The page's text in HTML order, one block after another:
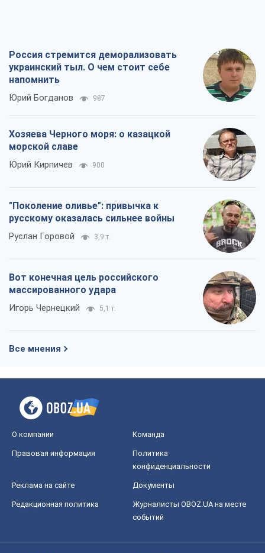
Россия стремится деморализовать
украинский тыл. О чем стоит себе
напомнить
Юрий Богданов 987
Хозяева Черного моря: о казацкой
морской славе
Юрий Кирпичев 900
"Поколение оливье": привычка к
русскому оказалась сильнее войны
Руслан Горовой 3,9 т.
Вот конечная цель российского
массированного удара
Игорь Чернецкий 5,1 т.
Все мнения
О компании Команда
Правовая информация
Политика
конфиденциальности
Реклама на сайте Документы
Редакционная политика
Журналисты OBOZ.UA на месте
событий